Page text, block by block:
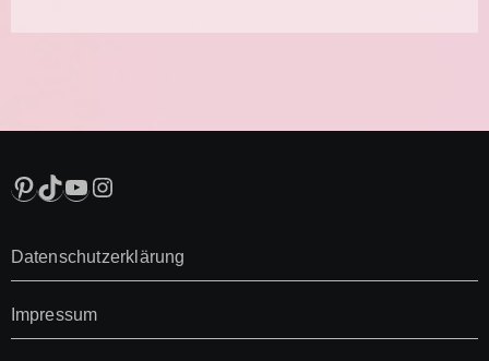
Pinterest
TikTok
YouTube
Instagram
Datenschutzerklärung
Impressum